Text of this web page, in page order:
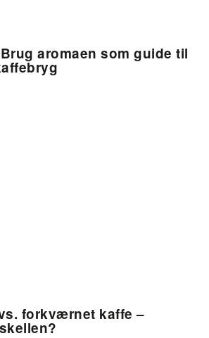
aromaen som guide til
forkværnet kaffe –